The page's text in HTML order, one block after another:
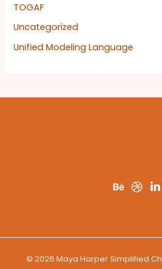
TOGAF
Uncategorized
Unified Modeling Language
© 2026 Maya Harper Simplified